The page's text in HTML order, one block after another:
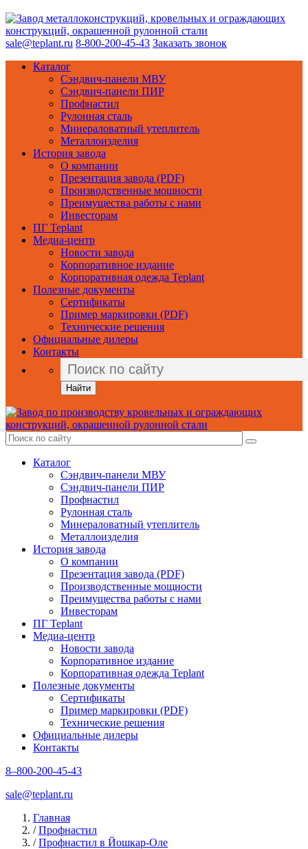
sale@teplant.ru 8-800-200-45-43 Заказать звонок
Каталог
Сэндвич-панели МВУ
Сэндвич-панели ПИР
Профнастил
Рулонная сталь
Минераловатный утеплитель
Металлоизделия
История завода
О компании
Презентация завода (PDF)
Производственные мощности
Преимущества работы с нами
Инвесторам
ПГ Teplant
Медиа-центр
Новости завода
Корпоративное издание
Корпоративная одежда Teplant
Полезные документы
Сертификаты
Пример маркировки (PDF)
Технические решения
Официальные дилеры
Контакты
Найти
Каталог
Сэндвич-панели МВУ
Сэндвич-панели ПИР
Профнастил
Рулонная сталь
Минераловатный утеплитель
Металлоизделия
История завода
О компании
Презентация завода (PDF)
Производственные мощности
Преимущества работы с нами
Инвесторам
ПГ Teplant
Медиа-центр
Новости завода
Корпоративное издание
Корпоративная одежда Teplant
Полезные документы
Сертификаты
Пример маркировки (PDF)
Технические решения
Официальные дилеры
Контакты
8–800-200-45-43
sale@teplant.ru
Главная
/ Профнастил
/ Профнастил в Йошкар-Оле